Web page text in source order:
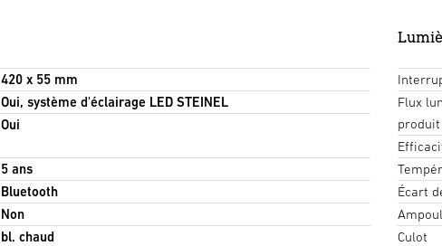
420 x 55 mm
Oui, système d'éclairage LED STEINEL
Oui
5 ans
Bluetooth
Non
bl. chaud
Flux
produit
Écart
Culot